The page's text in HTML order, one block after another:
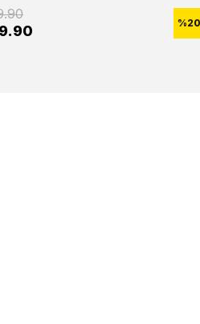
%20